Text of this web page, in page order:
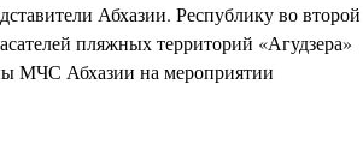
Абхазии. Республику во второй
пляжных территорий «Агудзера»
МЧС Абхазии на мероприятии